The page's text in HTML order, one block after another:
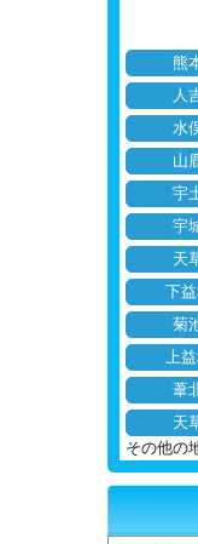
熊
人
水
山
宇
宇
天
下
菊
上
葦
天
その他の